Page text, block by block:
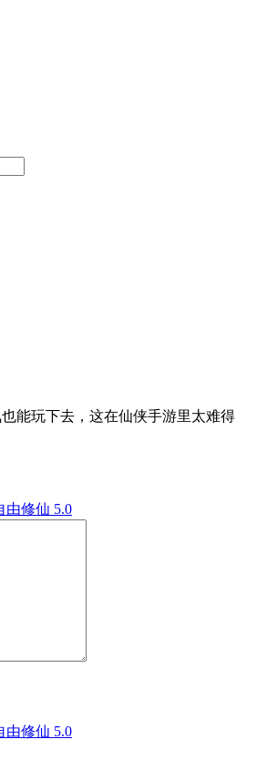
能玩下去，这在仙侠手游里太难得
由修仙 5.0
由修仙 5.0